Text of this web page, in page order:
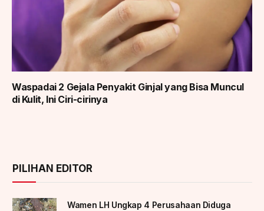
Waspadai 2 Gejala Penyakit Ginjal yang Bisa Muncul
di Kulit, Ini Ciri-cirinya
PILIHAN EDITOR
Wamen LH Ungkap 4 Perusahaan Diduga